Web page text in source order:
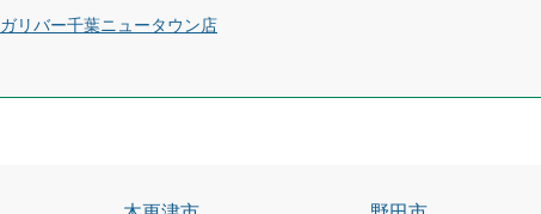
ガリバー千葉ニュータウン店